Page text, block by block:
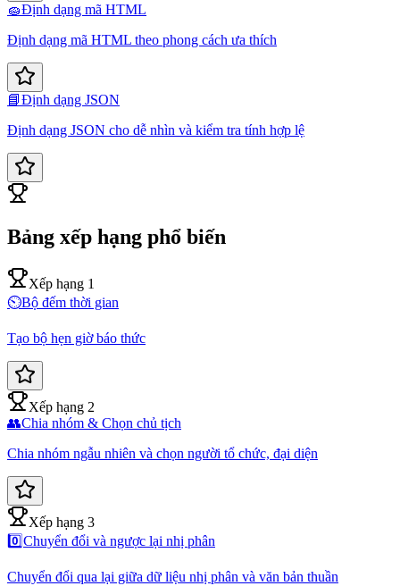
🧽Định dạng mã HTML
Định dạng mã HTML theo phong cách ưa thích
📘Định dạng JSON
Định dạng JSON cho dễ nhìn và kiểm tra tính hợp lệ
Bảng xếp hạng phổ biến
Xếp hạng 1
⏲️Bộ đếm thời gian
Tạo bộ hẹn giờ báo thức
Xếp hạng 2
👥Chia nhóm & Chọn chủ tịch
Chia nhóm ngẫu nhiên và chọn người tổ chức, đại diện
Xếp hạng 3
0️⃣Chuyển đổi và ngược lại nhị phân
Chuyển đổi qua lại giữa dữ liệu nhị phân và văn bản thuần